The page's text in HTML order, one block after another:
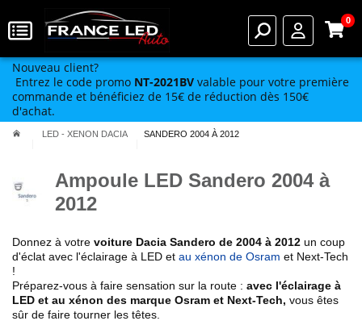
0
Nouveau client?
Entrez le code promo NT-2021BV valable pour votre première
commande et bénéficiez de 15€ de réduction dès 150€
d'achat.
LED - XENON DACIA SANDERO 2004 À 2012
Ampoule LED Sandero 2004 à
2012
Donnez à votre voiture Dacia Sandero de 2004 à 2012 un coup
d'éclat avec l'éclairage à LED et au xénon de Osram et Next-Tech
!
Préparez-vous à faire sensation sur la route : avec l'éclairage à
LED et au xénon des marque Osram et Next-Tech, vous êtes
sûr de faire tourner les têtes.